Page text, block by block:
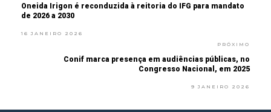
Oneida Irigon é reconduzida à reitoria do IFG para mandato
de 2026 a 2030
16 JANEIRO 2026
PRÓXIMO
Conif marca presença em audiências públicas, no
Congresso Nacional, em 2025
9 JANEIRO 2026